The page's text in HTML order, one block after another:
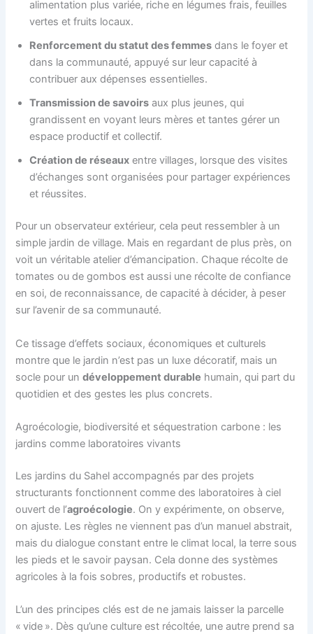
alimentation plus variée, riche en légumes frais, feuilles
vertes et fruits locaux.
Renforcement du statut des femmes dans le foyer et
dans la communauté, appuyé sur leur capacité à
contribuer aux dépenses essentielles.
Transmission de savoirs aux plus jeunes, qui
grandissent en voyant leurs mères et tantes gérer un
espace productif et collectif.
Création de réseaux entre villages, lorsque des visites
d’échanges sont organisées pour partager expériences
et réussites.
Pour un observateur extérieur, cela peut ressembler à un
simple jardin de village. Mais en regardant de plus près, on
voit un véritable atelier d’émancipation. Chaque récolte de
tomates ou de gombos est aussi une récolte de confiance
en soi, de reconnaissance, de capacité à décider, à peser
sur l’avenir de sa communauté.
Ce tissage d’effets sociaux, économiques et culturels
montre que le jardin n’est pas un luxe décoratif, mais un
socle pour undéveloppement durable humain, qui part du
quotidien et des gestes les plus concrets.
Agroécologie, biodiversité et séquestration carbone : les
jardins comme laboratoires vivants
Les jardins du Sahel accompagnés par des projets
structurants fonctionnent comme des laboratoires à ciel
ouvert de l’agroécologie. On y expérimente, on observe,
on ajuste. Les règles ne viennent pas d’un manuel abstrait,
mais du dialogue constant entre le climat local, la terre sous
les pieds et le savoir paysan. Cela donne des systèmes
agricoles à la fois sobres, productifs et robustes.
L’un des principes clés est de ne jamais laisser la parcelle
« vide ». Dès qu’une culture est récoltée, une autre prend sa